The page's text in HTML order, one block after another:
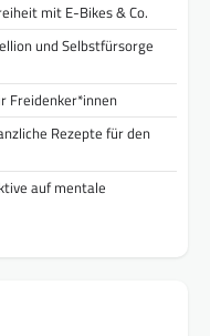
mit E-Bikes & Co.
und Selbstfürsorge
Freidenker*innen
Rezepte für den
auf mentale